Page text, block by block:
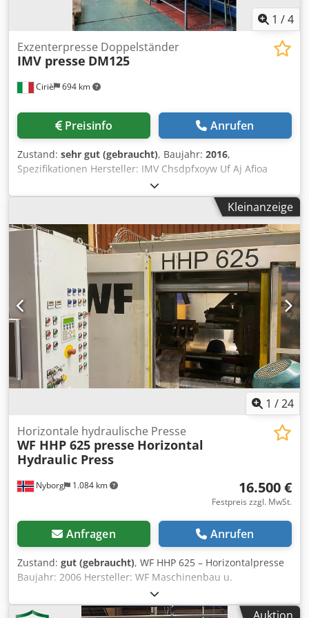
1 /4
Ciriè 694 km
Exzenterpresse Doppelständer
IMV presse DM125
Preisinfo Anrufen
Zustand: sehr gut (gebraucht), Baujahr: 2016,
Spezifikationen Hersteller: IMV Chsdpfxoyw Uf Aj Afioa
Modell: DM125 Baujahr: 2016 Zustand: Gebraucht Lager-
Nr.: 0396 Stößelkraft: 1.250 t Anzahl der Druckpunkte: 2
Kinematik: Exzenter mit Hubverstellung Stößelhub: 250–
400 mm Hubzahl/min: 5–35 Lichter Abstand unter dem
Werkzeugträger, CBRA: 1.150 mm Tischmaße: 4.500 x 2.000
mm Stößelgröße: 4.500 x 2.000 mm Seitenständeröffnung:
2.600 mm Max. Frontständeröffnung: 4.900 mm
Verfahrwagen: 2 Stück vorhanden Hauptmotorleistung: 290
kW Pressengewicht: 310.000 kg
Kleinanzeige
1 /24
Nyborg 1.084 km
Horizontale hydraulische Presse
WF HHP 625 presse Horizontal
Hydraulic Press
16.500 €
Festpreis zzgl. MwSt.
Anfragen Anrufen
Zustand: gut (gebraucht), WF HHP 625 – Horizontalpresse
Baujahr: 2006 Hersteller: WF Maschinenbau u.
Blechformtechnik GmbH & Co. KG Deutschland
Maschinentyp: WF HHP 625 Maschinenart: Horizontale